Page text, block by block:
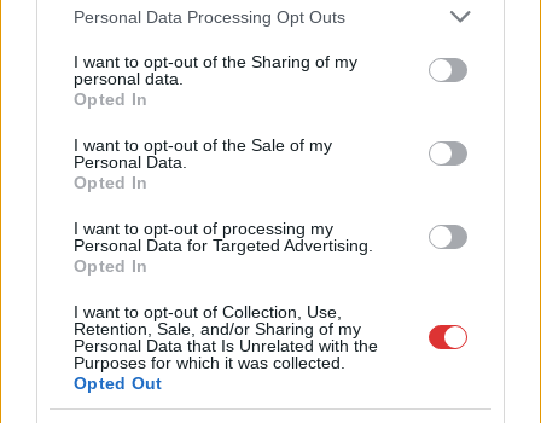
Please note that this website/app uses one or more Google
not limited to your visit or usage behaviour. You may click to
grant or deny consent to Google and its third-party tags to
use your data for below specified purposes in below Google
consent section.
Personal Data Processing Opt Outs
I want to opt-out of the Sharing of my
personal data.
Opted In
I want to opt-out of the Sale of my
Personal Data.
Opted In
I want to opt-out of processing my
Personal Data for Targeted Advertising.
Opted In
I want to opt-out of Collection, Use,
Retention, Sale, and/or Sharing of my
Personal Data that Is Unrelated with the
Purposes for which it was collected.
Opted Out
TOVÁBB OLVASOM
Magyarország 2026 , , Bódis Kriszta ,közpénz
Magyar Péter,miniszter
rendszerváltás Tarr zoltán tisza part
Új miniszterek, út a kormányváltásig – ezt
közölte ma Magyar Péter és a Tisza Párt (április
Szakmailag és
politikailag is jó